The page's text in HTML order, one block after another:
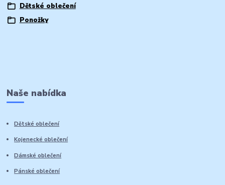
Dětské oblečení
Ponožky
Naše nabídka
Dětské oblečení
Kojenecké oblečení
Dámské oblečení
Pánské oblečení